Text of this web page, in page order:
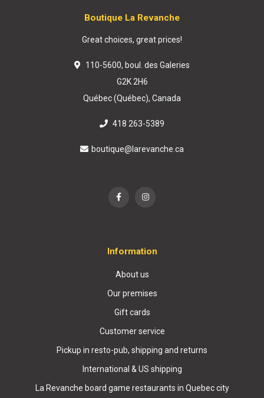
Boutique La Revanche
Great choices, great prices!
110-5600, boul. des Galeries
G2K 2H6
Québec (Québec), Canada
418 263-5389
boutique@larevanche.ca
Information
About us
Our premises
Gift cards
Customer service
Pickup in resto-pub, shipping and returns
International & US shipping
La Revanche board game restaurants in Quebec city